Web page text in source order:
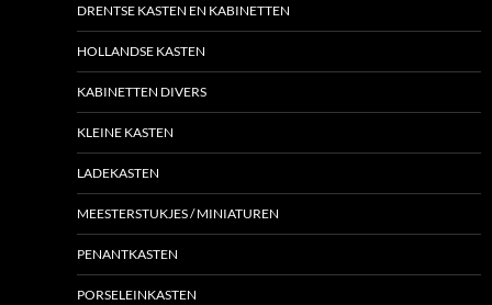
DRENTSE KASTEN EN KABINETTEN
HOLLANDSE KASTEN
KABINETTEN DIVERS
KLEINE KASTEN
LADEKASTEN
MEESTERSTUKJES / MINIATUREN
PENANTKASTEN
PORSELEINKASTEN